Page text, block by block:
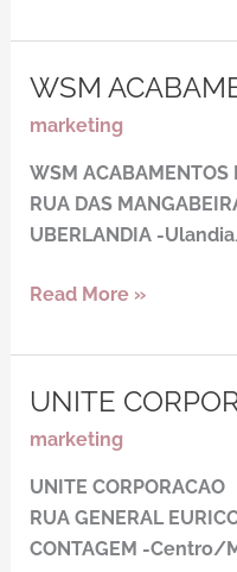
WSM
marketing
WSM ACABAMENTOS
RUA DAS
UBERLANDIA -
WSM
ACABAMENTOS
Read More »
UNITE
marketing
UNITE CORPORACAO
RUA GENERAL
CONTAGEM -Centro/
UNITE
CORPORACAO